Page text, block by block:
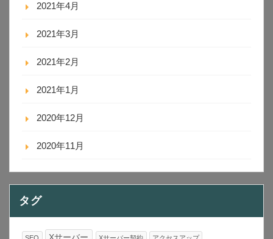
2021年4月
2021年3月
2021年2月
2021年1月
2020年12月
2020年11月
タグ
SEO Xサーバー契約 アクセスアップ